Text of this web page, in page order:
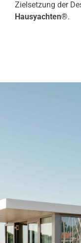
Zielsetzung der
Hausyachten®.